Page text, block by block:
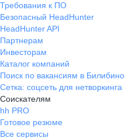
Требования к ПО
Безопасный HeadHunter
HeadHunter API
Партнерам
Инвесторам
Каталог компаний
Поиск по вакансиям в Билибино
Сетка: соцсеть для нетворкинга
Соискателям
hh PRO
Готовое резюме
Все сервисы